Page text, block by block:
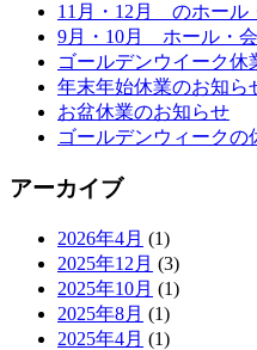
11月・12月 のホール
9月・10月 ホール・
ゴールデンウイーク休
年末年始休業のお知ら
お盆休業のお知らせ
ゴールデンウィークの
アーカイブ
2026年4月 (1)
2025年12月 (3)
2025年10月 (1)
2025年8月 (1)
2025年4月 (1)